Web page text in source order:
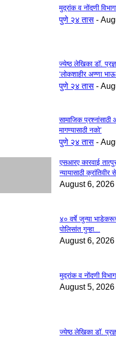
मुद्रांक व नोंदणी
पुणे २४ तास -
ज्येष्ठ लेखिका डॉ.
‘लोकशाहीर अण्णा भाऊ
पुणे २४ तास -
सामाजिक
मागण्यासाठी नको’
पुणे २४ तास -
एसआरए कारवाई
न्यायासाठी क्रांतिवीर
August 6, 2026
४० वर्षे जुन्या
पोलिसांत गुन्हा...
August 6, 2026
मुद्रांक व नोंदणी
August 5, 2026
ज्येष्ठ लेखिका डॉ.